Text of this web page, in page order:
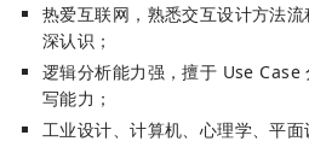
热爱互联网，熟悉交互设计方法
深认识；
逻辑分析能力强，擅于 Use Case
写能力；
工业设计、计算机、心理学、平